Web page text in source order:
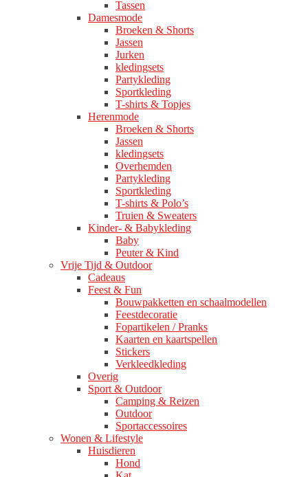
Tassen
Damesmode
Broeken & Shorts
Jassen
Jurken
kledingsets
Partykleding
Sportkleding
T-shirts & Topjes
Herenmode
Broeken & Shorts
Jassen
kledingsets
Overhemden
Partykleding
Sportkleding
T-shirts & Polo’s
Truien & Sweaters
Kinder- & Babykleding
Baby
Peuter & Kind
Vrije Tijd & Outdoor
Cadeaus
Feest & Fun
Bouwpakketten en schaalmodellen
Feestdecoratie
Fopartikelen / Pranks
Kaarten en kaartspellen
Stickers
Verkleedkleding
Overig
Sport & Outdoor
Camping & Reizen
Outdoor
Sportaccessoires
Wonen & Lifestyle
Huisdieren
Hond